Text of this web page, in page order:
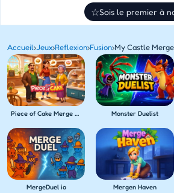
☆Sois le premier à
Accueil›Jeux›Reflexion›Fusion›My Castle
Piece of Cake Merge & Bake Monster Duelist
MergeDuel io Mergen Haven